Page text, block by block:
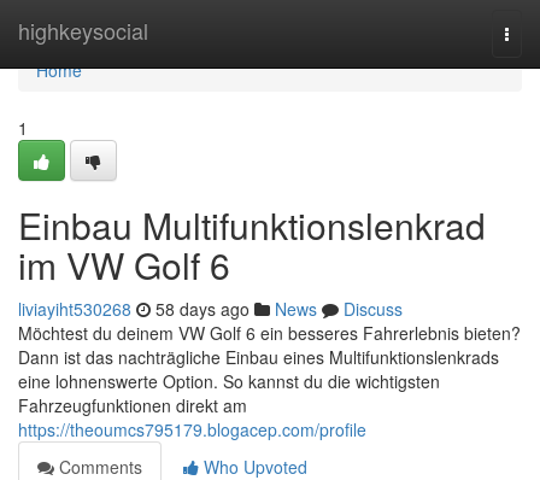
highkeysocial
Home
Home
1
Einbau Multifunktionslenkrad
im VW Golf 6
liviayiht530268 58 days ago News
Discuss
Möchtest du deinem VW Golf 6 ein besseres Fahrerlebnis bieten?
Dann ist das nachträgliche Einbau eines Multifunktionslenkrads
eine lohnenswerte Option. So kannst du die wichtigsten
Fahrzeugfunktionen direkt am
https://theoumcs795179.blogacep.com/profile
Comments
Who Upvoted